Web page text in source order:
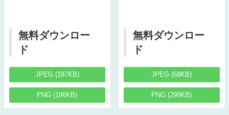
無料ダウンロー
ド
JPEG (197KB)
PNG (196KB)
無料ダウンロー
ド
JPEG (68KB)
PNG (298KB)